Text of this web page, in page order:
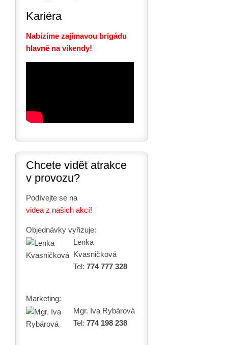
Kariéra
Nabízíme zajímavou brigádu
hlavně na víkendy!
Chcete vidět atrakce
v provozu?
Podívejte se na
videa z našich akcí!
Objednávky vyřizuje:
Lenka
Kvasničková
Tel: 774 777 328
Marketing:
Mgr. Iva Rybárová
Tel: 774 198 238